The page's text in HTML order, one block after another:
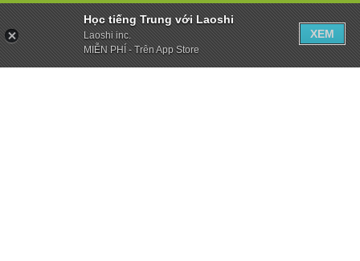
Học tiếng Trung với Laoshi
Laoshi inc.
MIỄN PHÍ - Trên App Store
XEM